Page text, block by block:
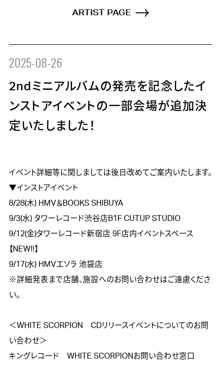
ARTIST PAGE
2025-08-26
2ndミニアルバムの発売を記念したイ
ンストアイベントの一部会場が追加決
定いたしました！
イベント詳細等に関しましては後日改めてご案内いたします。
▼インストアイベント
8/28(木) HMV＆BOOKS SHIBUYA
9/3(水) タワーレコード渋谷店B1F CUTUP STUDIO
9/12(金)タワーレコード新宿店 9F店内イベントスペース
【NEW!!】
9/17(水) HMVエソラ 池袋店
※詳細発表まで店舗、施設へのお問い合わせはご遠慮くださ
い。
＜WHITE SCORPION　CDリリースイベントについてのお問
い合わせ＞
キングレコード　WHITE SCORPIONお問い合わせ窓口